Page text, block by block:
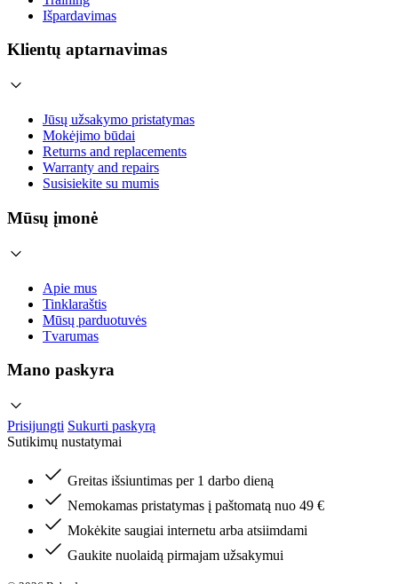
Išpardavimas
Klientų aptarnavimas
Jūsų užsakymo pristatymas
Mokėjimo būdai
Returns and replacements
Warranty and repairs
Susisiekite su mumis
Mūsų įmonė
Apie mus
Tinklaraštis
Mūsų parduotuvės
Tvarumas
Mano paskyra
Prisijungti Sukurti paskyrą
Sutikimų nustatymai
Greitas išsiuntimas per 1 darbo dieną
Nemokamas pristatymas į paštomatą nuo 49 €
Mokėkite saugiai internetu arba atsiimdami
Gaukite nuolaidą pirmajam užsakymui